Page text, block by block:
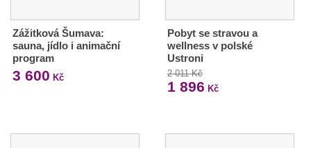
Zážitková Šumava:
sauna, jídlo i animační
program
3 600 Kč
Pobyt se stravou a
wellness v polské
Ustroni
2 011 Kč
1 896 Kč